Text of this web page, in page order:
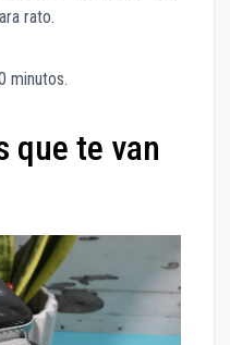
rato.
minutos.
que te van